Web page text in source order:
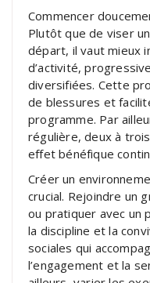
Commencer
Plutôt que de viser
départ, il vaut mieux
d’activité,
diversifiées. Cette
de blessures et
programme. Par
régulière, deux à
effet bénéfique
Créer un
crucial. Rejoindre un
ou pratiquer avec un
la discipline et la
sociales qui
l’engagement et la